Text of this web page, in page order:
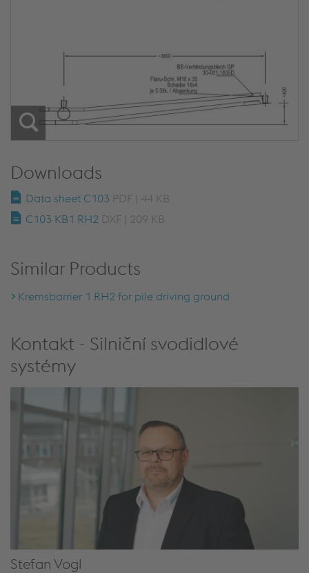
Downloads
Data sheet C103 PDF | 44 KB
C103 KB1 RH2 DXF | 209 KB
Similar Products
Kremsbarrier 1 RH2 for pile driving ground
Kontakt - Silniční svodidlové
systémy
Stefan Vogl